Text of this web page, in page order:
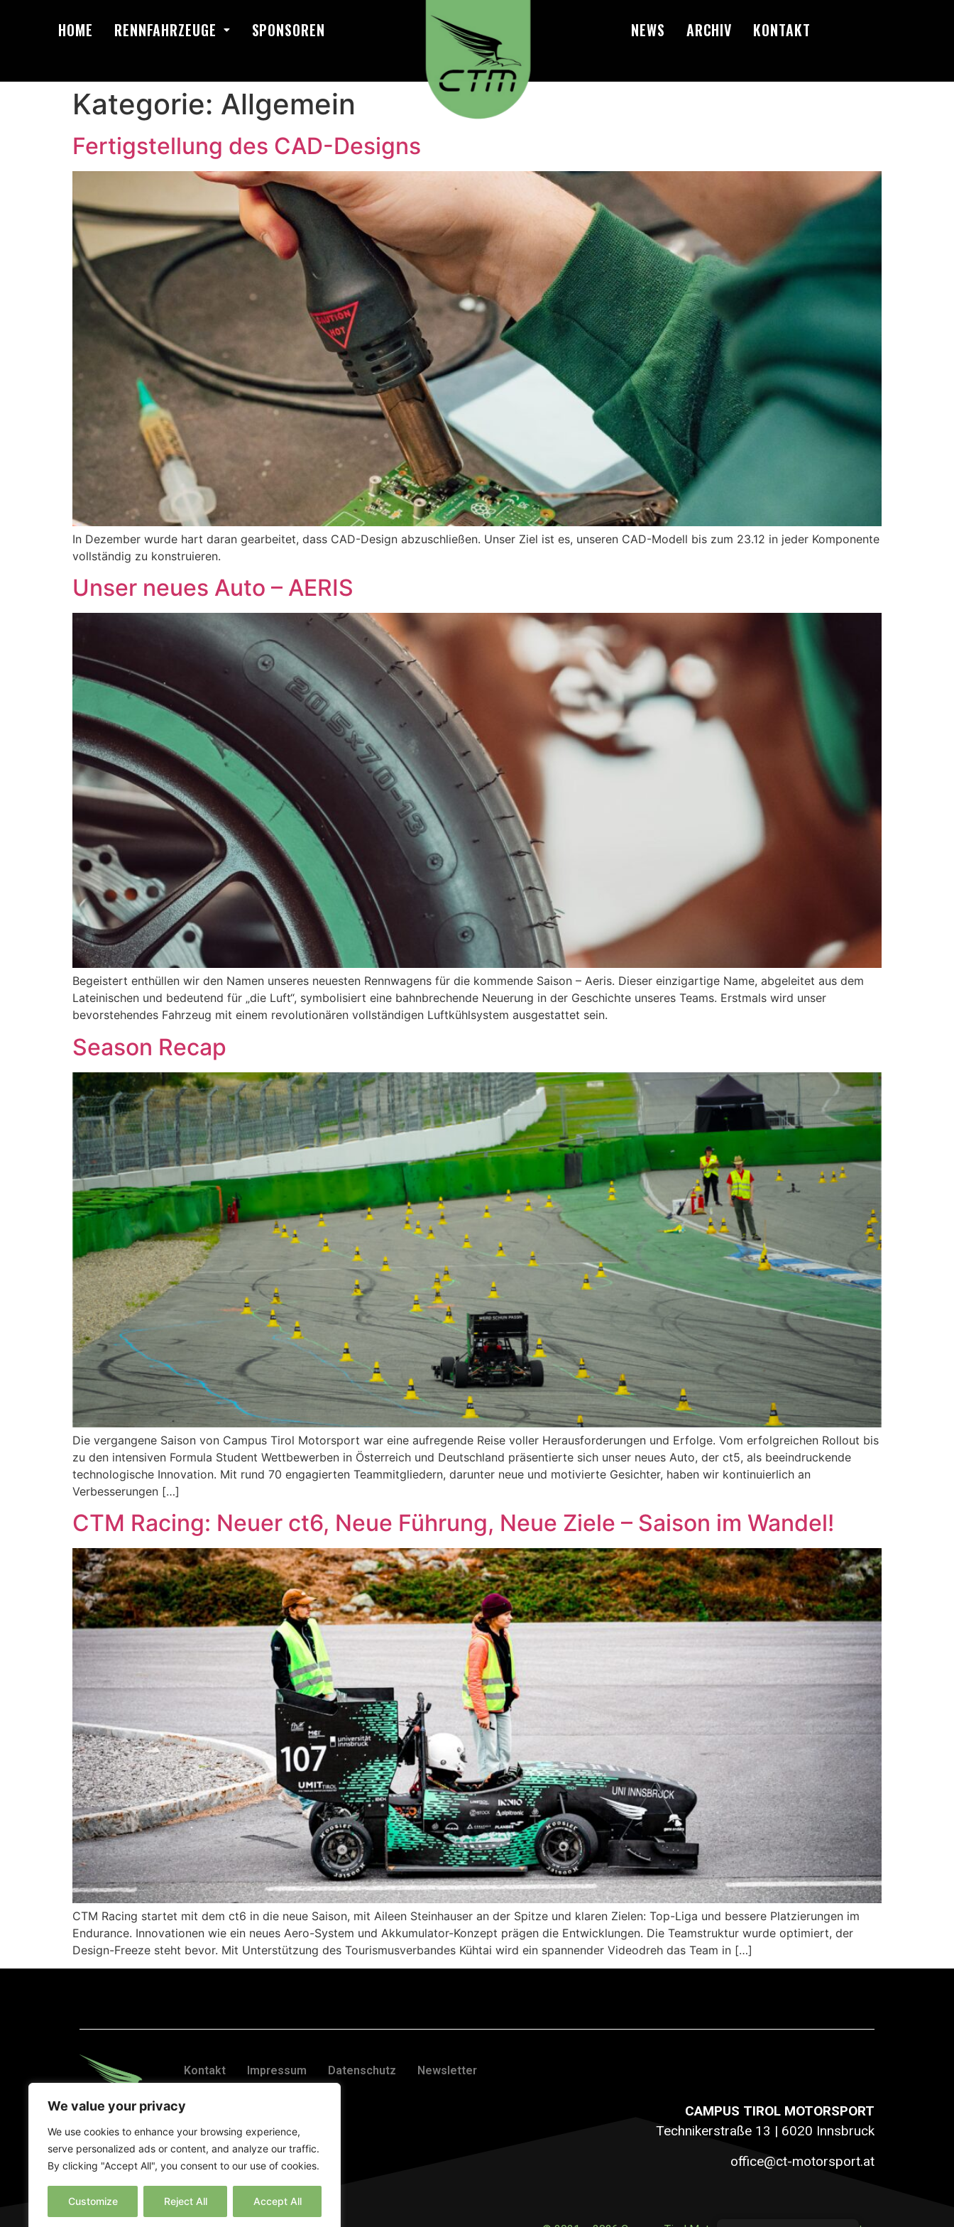
We value your privacy
We use cookies to enhance your browsing experience,
serve personalized ads or content, and analyze our traffic.
By clicking "Accept All", you consent to our use of cookies.
Customize Reject All Accept All
HOME RENNFAHRZEUGE SPONSOREN NEWS ARCHIV KONTAKT
Kategorie: Allgemein
Fertigstellung des CAD-Designs
In Dezember wurde hart daran gearbeitet, dass CAD-Design abzuschließen. Unser Ziel ist es, unseren CAD-Modell bis zum 23.12 in jeder Komponente
vollständig zu konstruieren.
Unser neues Auto – AERIS
Begeistert enthüllen wir den Namen unseres neuesten Rennwagens für die kommende Saison – Aeris. Dieser einzigartige Name, abgeleitet aus dem
Lateinischen und bedeutend für „die Luft“, symbolisiert eine bahnbrechende Neuerung in der Geschichte unseres Teams. Erstmals wird unser
bevorstehendes Fahrzeug mit einem revolutionären vollständigen Luftkühlsystem ausgestattet sein.
Season Recap
Die vergangene Saison von Campus Tirol Motorsport war eine aufregende Reise voller Herausforderungen und Erfolge. Vom erfolgreichen Rollout bis
zu den intensiven Formula Student Wettbewerben in Österreich und Deutschland präsentierte sich unser neues Auto, der ct5, als beeindruckende
technologische Innovation. Mit rund 70 engagierten Teammitgliedern, darunter neue und motivierte Gesichter, haben wir kontinuierlich an
Verbesserungen […]
CTM Racing: Neuer ct6, Neue Führung, Neue Ziele – Saison im Wandel!
CTM Racing startet mit dem ct6 in die neue Saison, mit Aileen Steinhauser an der Spitze und klaren Zielen: Top-Liga und bessere Platzierungen im
Endurance. Innovationen wie ein neues Aero-System und Akkumulator-Konzept prägen die Entwicklungen. Die Teamstruktur wurde optimiert, der
Design-Freeze steht bevor. Mit Unterstützung des Tourismusverbandes Kühtai wird ein spannender Videodreh das Team in […]
Kontakt Impressum Datenschutz Newsletter
CAMPUS TIROL MOTORSPORT
Technikerstraße 13 | 6020 Innsbruck
office@ct-motorsport.at